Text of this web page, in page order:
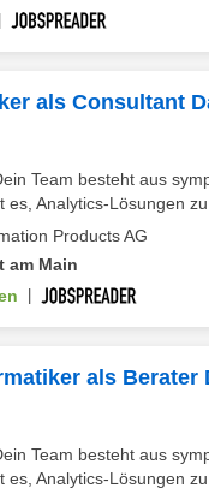
als Consultant
Team besteht aus
es, Analytics-Lösungen
Products AG
am Main
als Berater
Team besteht aus
es, Analytics-Lösungen